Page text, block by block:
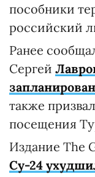
пособники
российский
Ранее
Сергей
также
посещения
Издание The
Су-24